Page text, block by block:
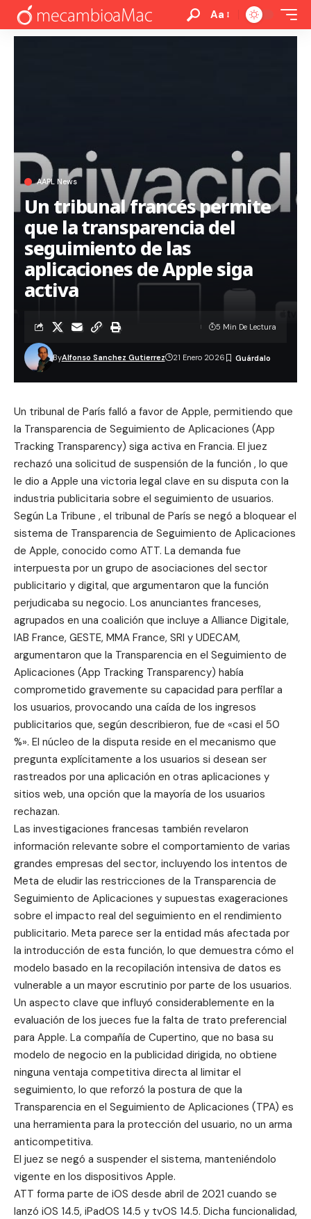
Aa
AAPL News
Un tribunal francés permite
que la transparencia del
seguimiento de las
aplicaciones de Apple siga
activa
ByAlfonso Sanchez Gutierrez 21 Enero 2026
5 Min De Lectura
Un tribunal de París falló a favor de Apple, permitiendo que
la Transparencia de Seguimiento de Aplicaciones (App
Tracking Transparency) siga activa en Francia. El juez
rechazó una solicitud de suspensión de la función , lo que
le dio a Apple una victoria legal clave en su disputa con la
industria publicitaria sobre el seguimiento de usuarios.
Según La Tribune , el tribunal de París se negó a bloquear el
sistema de Transparencia de Seguimiento de Aplicaciones
de Apple, conocido como ATT. La demanda fue
interpuesta por un grupo de asociaciones del sector
publicitario y digital, que argumentaron que la función
perjudicaba su negocio. Los anunciantes franceses,
agrupados en una coalición que incluye a Alliance Digitale,
IAB France, GESTE, MMA France, SRI y UDECAM,
argumentaron que la Transparencia en el Seguimiento de
Aplicaciones (App Tracking Transparency) había
comprometido gravemente su capacidad para perfilar a
los usuarios, provocando una caída de los ingresos
publicitarios que, según describieron, fue de «casi el 50
%». El núcleo de la disputa reside en el mecanismo que
pregunta explícitamente a los usuarios si desean ser
rastreados por una aplicación en otras aplicaciones y
sitios web, una opción que la mayoría de los usuarios
rechazan.
Las investigaciones francesas también revelaron
información relevante sobre el comportamiento de varias
grandes empresas del sector, incluyendo los intentos de
Meta de eludir las restricciones de la Transparencia de
Seguimiento de Aplicaciones y supuestas exageraciones
sobre el impacto real del seguimiento en el rendimiento
publicitario. Meta parece ser la entidad más afectada por
la introducción de esta función, lo que demuestra cómo el
modelo basado en la recopilación intensiva de datos es
vulnerable a un mayor escrutinio por parte de los usuarios.
Un aspecto clave que influyó considerablemente en la
evaluación de los jueces fue la falta de trato preferencial
para Apple. La compañía de Cupertino, que no basa su
modelo de negocio en la publicidad dirigida, no obtiene
ninguna ventaja competitiva directa al limitar el
seguimiento, lo que reforzó la postura de que la
Transparencia en el Seguimiento de Aplicaciones (TPA) es
una herramienta para la protección del usuario, no un arma
anticompetitiva.
El juez se negó a suspender el sistema, manteniéndolo
vigente en los dispositivos Apple.
ATT forma parte de iOS desde abril de 2021 cuando se
lanzó iOS 14.5, iPadOS 14.5 y tvOS 14.5. Dicha funcionalidad,